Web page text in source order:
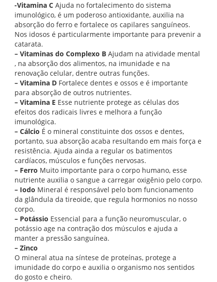
-Vitamina C Ajuda no fortalecimento do sistema
imunológico, é um poderoso antioxidante, auxilia na
absorção do ferro e fortalece os capilares sanguíneos.
Nos idosos é particularmente importante para prevenir a
catarata.
– Vitaminas do Complexo B Ajudam na atividade mental
, na absorção dos alimentos, na imunidade e na
renovação celular, dentre outras funções.
– Vitamina D Fortalece dentes e ossos e é importante
para absorção de outros nutrientes.
– Vitamina E Esse nutriente protege as células dos
efeitos dos radicais livres e melhora a função
imunológica.
– Cálcio É o mineral constituinte dos ossos e dentes,
portanto, sua absorção acaba resultando em mais força e
resistência. Ajuda ainda a regular os batimentos
cardíacos, músculos e funções nervosas.
– Ferro Muito importante para o corpo humano, esse
nutriente auxilia o sangue a carregar oxigênio pelo corpo.
– Iodo Mineral é responsável pelo bom funcionamento
da glândula da tireoide, que regula hormonios no nosso
corpo.
– Potássio Essencial para a função neuromuscular, o
potássio age na contração dos músculos e ajuda a
manter a pressão sanguínea.
– Zinco
O mineral atua na síntese de proteínas, protege a
imunidade do corpo e auxilia o organismo nos sentidos
do gosto e cheiro.